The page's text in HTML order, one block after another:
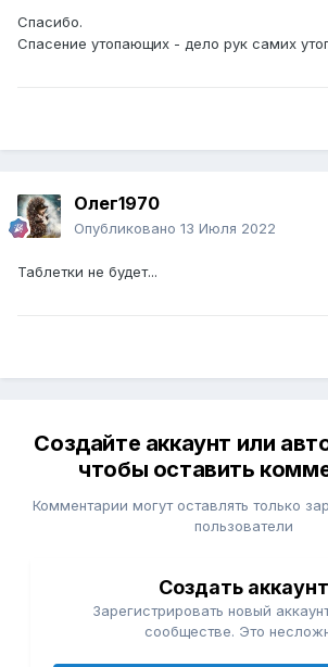
Спасибо.
Спасение утопающих - дело рук самих
Олег1970
Опубликовано 13 Июля 2022
Таблетки не будет...
Создайте аккаунт или
чтобы оставить
Комментарии могут оставлять только
пользователи
Создать аккаунт
Зарегистрировать новый
сообществе. Это